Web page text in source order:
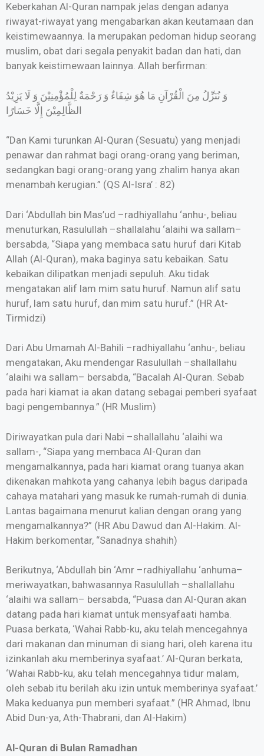
Keberkahan Al-Quran nampak jelas dengan adanya
riwayat-riwayat yang mengabarkan akan keutamaan dan
keistimewaannya. Ia merupakan pedoman hidup seorang
muslim, obat dari segala penyakit badan dan hati, dan
banyak keistimewaan lainnya. Allah berfirman:
وَ نُنَزِّلُ مِنَ الْقُرْآنِ مَا هُوَ شِفَاءٌ وَ رَحْمَةٌ لِلْمُؤْمِنِيْنَ وَ لَا يَزِيْدُ
الظَّالِمِيْنَ إِلَّا خَسَارًا
“Dan Kami turunkan Al-Quran (Sesuatu) yang menjadi
penawar dan rahmat bagi orang-orang yang beriman,
sedangkan bagi orang-orang yang zhalim hanya akan
menambah kerugian.” (QS Al-Isra’ : 82)
Dari ‘Abdullah bin Mas’ud –radhiyallahu ‘anhu-, beliau
menuturkan, Rasulullah –shallalahu ‘alaihi wa sallam–
bersabda, “Siapa yang membaca satu huruf dari Kitab
Allah (Al-Quran), maka baginya satu kebaikan. Satu
kebaikan dilipatkan menjadi sepuluh. Aku tidak
mengatakan alif lam mim satu huruf. Namun alif satu
huruf, lam satu huruf, dan mim satu huruf.” (HR At-
Tirmidzi)
Dari Abu Umamah Al-Bahili –radhiyallahu ‘anhu-, beliau
mengatakan, Aku mendengar Rasulullah –shallallahu
‘alaihi wa sallam– bersabda, “Bacalah Al-Quran. Sebab
pada hari kiamat ia akan datang sebagai pemberi syafaat
bagi pengembannya.” (HR Muslim)
Diriwayatkan pula dari Nabi –shallallahu ‘alaihi wa
sallam-, “Siapa yang membaca Al-Quran dan
mengamalkannya, pada hari kiamat orang tuanya akan
dikenakan mahkota yang cahanya lebih bagus daripada
cahaya matahari yang masuk ke rumah-rumah di dunia.
Lantas bagaimana menurut kalian dengan orang yang
mengamalkannya?” (HR Abu Dawud dan Al-Hakim. Al-
Hakim berkomentar, “Sanadnya shahih)
Berikutnya, ‘Abdullah bin ‘Amr –radhiyallahu ‘anhuma–
meriwayatkan, bahwasannya Rasulullah –shallallahu
‘alaihi wa sallam– bersabda, “Puasa dan Al-Quran akan
datang pada hari kiamat untuk mensyafaati hamba.
Puasa berkata, ‘Wahai Rabb-ku, aku telah mencegahnya
dari makanan dan minuman di siang hari, oleh karena itu
izinkanlah aku memberinya syafaat.’ Al-Quran berkata,
‘Wahai Rabb-ku, aku telah mencegahnya tidur malam,
oleh sebab itu berilah aku izin untuk memberinya syafaat.’
Maka keduanya pun memberi syafaat.” (HR Ahmad, Ibnu
Abid Dun-ya, Ath-Thabrani, dan Al-Hakim)
Al-Quran di Bulan Ramadhan